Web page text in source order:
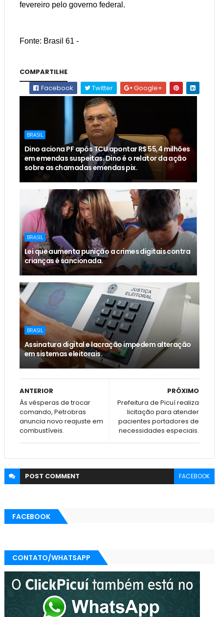
fevereiro pelo governo federal.
Fonte: Brasil 61 -
COMPARTILHE
Facebook
Twitter Google+
BRASIL
Dino aciona PF após TCU apontar R$ 55,4 milhões
em emendas suspeitas. Dino é o relator da ação
sobre as chamadas emendas pix.
BRASIL
Lei que aumenta punição a crimes digitais contra
crianças é sancionada.
BRASIL
Assinatura digital e lacração impedem alteração
em sistemas eleitorais.
PRÓXIMO
Prefeitura de Picuí realiza
licitação para atender
pacientes portadores de
necessidades especiais.
ANTERIOR
Às vésperas de trocar
comando, Petrobras
anuncia novo reajuste em
combustíveis.
POST COMMENT FACEBOOK
FACEBOOK
CONTATO/WHATSAPP